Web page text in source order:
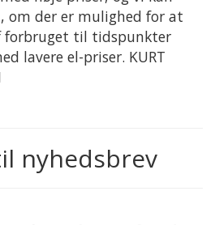
om der er mulighed for at
forbruget til tidspunkter
lavere el-priser. KURT
nyhedsbrev